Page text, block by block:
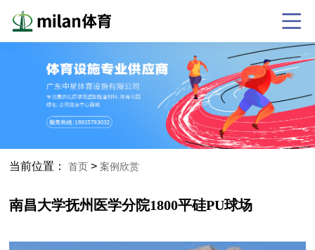
当前位置：首页 >案例欣赏
南昌大学抚州医学分院1800平硅PU球场